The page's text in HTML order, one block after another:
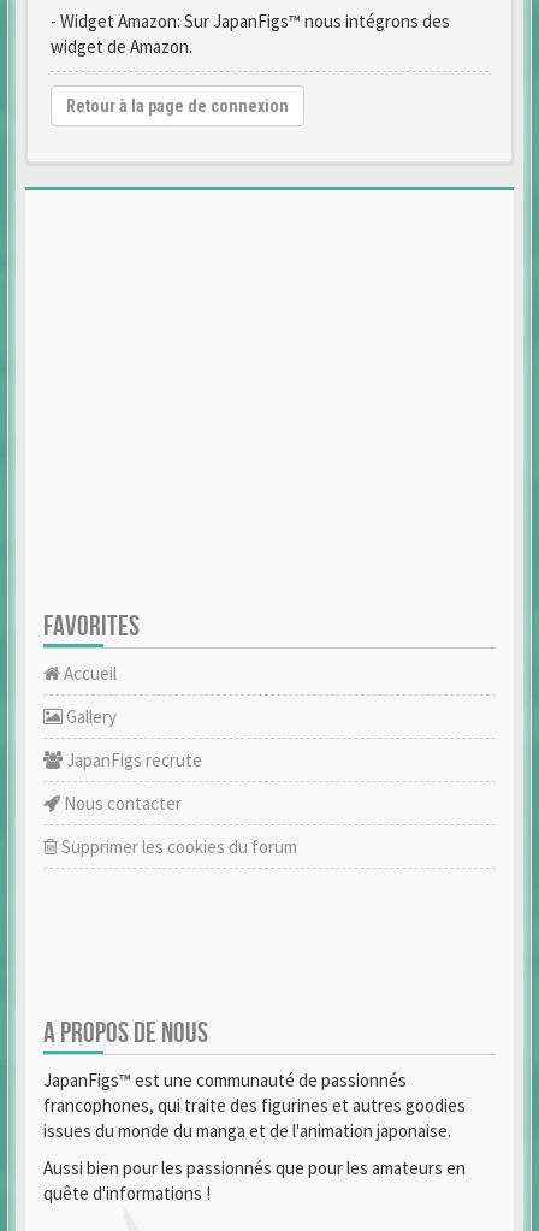
- Widget Amazon: Sur JapanFigs™ nous intégrons des
widget de Amazon.
Retour à la page de connexion
FAVORITES
Accueil
Gallery
JapanFigs recrute
Nous contacter
Supprimer les cookies du forum
A PROPOS DE NOUS
JapanFigs™ est une communauté de passionnés
francophones, qui traite des figurines et autres goodies
issues du monde du manga et de l'animation japonaise.
Aussi bien pour les passionnés que pour les amateurs en
quête d'informations !